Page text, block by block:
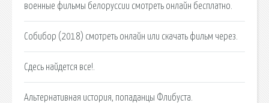
военные фильмы белоруссии смотреть онлайн бесплатно.
Собибор (2018) смотреть онлайн или скачать фильм через.
Сдесь найдется все!.
Альтернативная история, попаданцы Флибуста.